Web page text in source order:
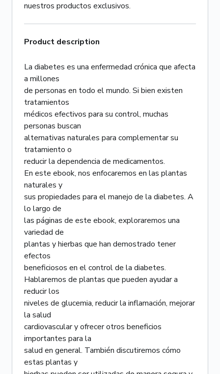
nuestros productos exclusivos.
Product description
La diabetes es una enfermedad crónica que afecta
a millones
de personas en todo el mundo. Si bien existen
tratamientos
médicos efectivos para su control, muchas
personas buscan
alternativas naturales para complementar su
tratamiento o
reducir la dependencia de medicamentos.
En este ebook, nos enfocaremos en las plantas
naturales y
sus propiedades para el manejo de la diabetes. A
lo largo de
las páginas de este ebook, exploraremos una
variedad de
plantas y hierbas que han demostrado tener
efectos
beneficiosos en el control de la diabetes.
Hablaremos de plantas que pueden ayudar a
reducir los
niveles de glucemia, reducir la inflamación, mejorar
la salud
cardiovascular y ofrecer otros beneficios
importantes para la
salud en general. También discutiremos cómo
estas plantas y